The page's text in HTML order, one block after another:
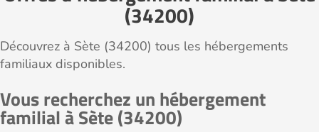
(34200)
Découvrez à Sète (34200) tous les hébergements
familiaux disponibles.
Vous recherchez un hébergement
familial à Sète (34200)